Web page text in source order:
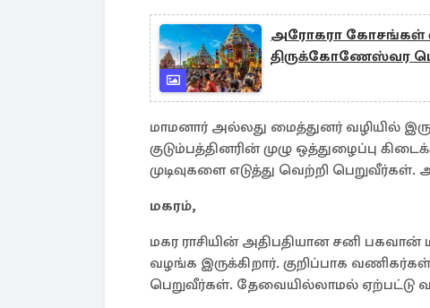
அரோகரா கோசங்கள்
திருக்கோணேஸ்வர
மாமனார் அல்லது மைத்துனர் வழியில்
குடும்பத்தினரின் முழு ஒத்துழைப்பு
முடிவுகளை எடுத்து வெற்றி
மகரம்,
மகர ராசியின் அதிபதியான சனி பகவான்
வழங்க இருக்கிறார். குறிப்பாக
பெறுவீர்கள். தேவையில்லாமல் ஏற்பட்டு